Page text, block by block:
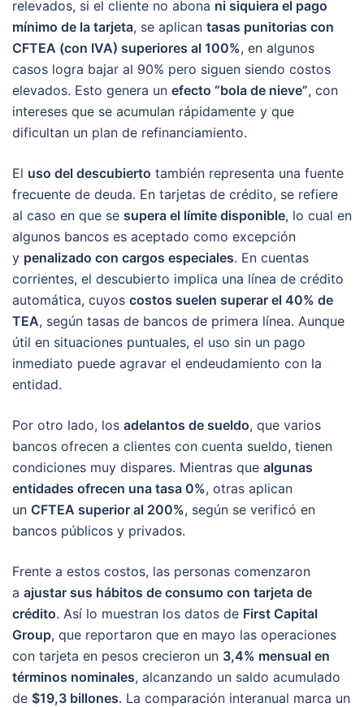
relevados, si el cliente no abona ni siquiera el pago
mínimo de la tarjeta, se aplican tasas punitorias con
CFTEA (con IVA) superiores al 100%, en algunos
casos logra bajar al 90% pero siguen siendo costos
elevados. Esto genera un efecto “bola de nieve”, con
intereses que se acumulan rápidamente y que
dificultan un plan de refinanciamiento.
El uso del descubierto también representa una fuente
frecuente de deuda. En tarjetas de crédito, se refiere
al caso en que se supera el límite disponible, lo cual en
algunos bancos es aceptado como excepción
y penalizado con cargos especiales. En cuentas
corrientes, el descubierto implica una línea de crédito
automática, cuyos costos suelen superar el 40% de
TEA, según tasas de bancos de primera línea. Aunque
útil en situaciones puntuales, el uso sin un pago
inmediato puede agravar el endeudamiento con la
entidad.
Por otro lado, los adelantos de sueldo, que varios
bancos ofrecen a clientes con cuenta sueldo, tienen
condiciones muy dispares. Mientras que algunas
entidades ofrecen una tasa 0%, otras aplican
un CFTEA superior al 200%, según se verificó en
bancos públicos y privados.
Frente a estos costos, las personas comenzaron
a ajustar sus hábitos de consumo con tarjeta de
crédito. Así lo muestran los datos de First Capital
Group, que reportaron que en mayo las operaciones
con tarjeta en pesos crecieron un 3,4% mensual en
términos nominales, alcanzando un saldo acumulado
de $19,3 billones. La comparación interanual marca un